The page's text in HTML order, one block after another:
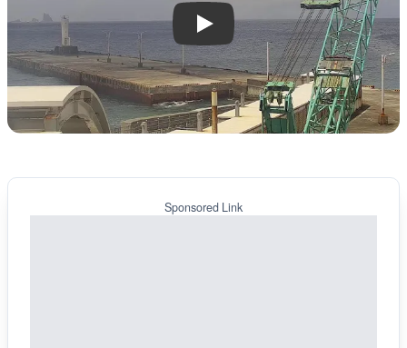
Play
Sponsored Link